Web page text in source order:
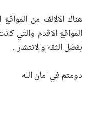
هناك الالالف من
المواقع الاقدم والتي
بفضل الثقه والانتشار .
دومتم في امان الله